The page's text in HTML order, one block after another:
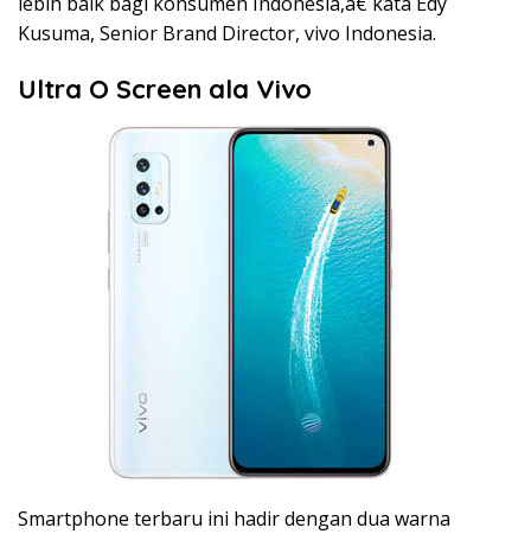
Kusuma, Senior Brand Director, vivo Indonesia.
Ultra O Screen ala Vivo
Smartphone terbaru ini hadir dengan dua warna